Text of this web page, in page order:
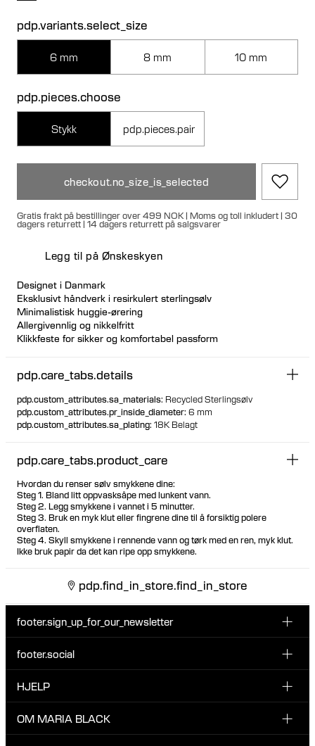
pdp.variants.select_size
6 mm 8 mm 10 mm
pdp.pieces.choose
Stykk pdp.pieces.pair
checkout.no_size_is_selected
Gratis frakt på bestillinger over 499 NOK | Moms og toll inkludert | 30
dagers returrett | 14 dagers returrett på salgsvarer
Legg til på Ønskeskyen
Designet i Danmark
Eksklusivt håndverk i resirkulert sterlingsølv
Minimalistisk huggie-ørering
Allergivennlig og nikkelfritt
Klikkfeste for sikker og komfortabel passform
pdp.care_tabs.details
pdp.custom_attributes.sa_materials: Recycled Sterlingsølv
pdp.custom_attributes.pr_inside_diameter: 6 mm
pdp.custom_attributes.sa_plating: 18K Belagt
pdp.care_tabs.product_care
Hvordan du renser sølv smykkene dine:
Steg 1. Bland litt oppvasksåpe med lunkent vann.
Steg 2. Legg smykkene i vannet i 5 minutter.
Steg 3. Bruk en myk klut eller fingrene dine til å forsiktig polere
overflaten.
Steg 4. Skyll smykkene i rennende vann og tørk med en ren, myk klut.
Ikke bruk papir da det kan ripe opp smykkene.
pdp.find_in_store.find_in_store
footer.sign_up_for_our_newsletter
Registrer deg for vårt nyhetsbrev og bli den første som blir
nyheter fra Maria Black.
footer.social
INSTAGRAM
TIKTOK
HJELP
KUNDESERVICE & KONTAKT
OM MARIA BLACK